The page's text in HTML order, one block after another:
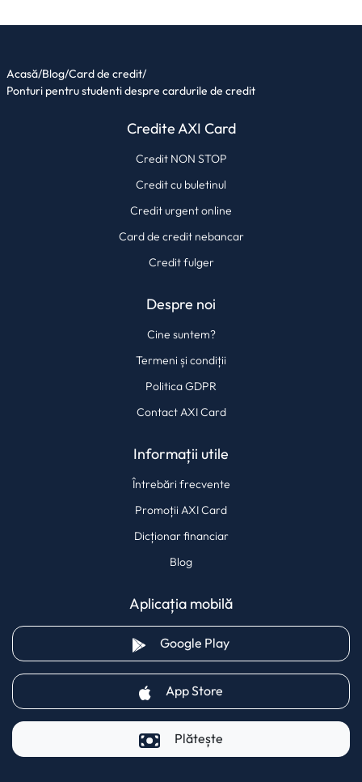
Acasă/Blog/Card de credit/
Ponturi pentru studenti despre cardurile de credit
Credite AXI Card
Credit NON STOP
Credit cu buletinul
Credit urgent online
Card de credit nebancar
Credit fulger
Despre noi
Cine suntem?
Termeni și condiții
Politica GDPR
Contact AXI Card
Informații utile
Întrebări frecvente
Promoții AXI Card
Dicționar financiar
Blog
Aplicația mobilă
Google Play(opens in a new tab)
App Store
Plătește